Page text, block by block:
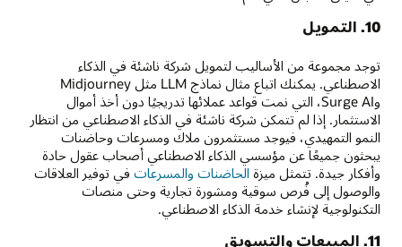
10. التمويل
توجد مجموعة من الأساليب لتمويل شركة ناشئة في الذكاء
الاصطناعي. يمكنك اتباع مثال نماذج LLM مثل Midjourney
وSurge AI، التي نمت قواعد عملائها تدريجيًا دون أخذ أموال
الاستثمار. إذا لم تتمكن شركة ناشئة في الذكاء الاصطناعي من انتظار
النمو التمهيدي، فيوجد مستثمرون ملاك ومسرعات وحاضنات
يبحثون جميعًا عن مؤسسي الذكاء الاصطناعي أصحاب عقول حادة
وأفكار جيدة. تتمثل ميزة الحاضنات والمسرعات في توفير العلاقات
والوصول إلى فُرص سوقية ومشورة تجارية وحتى منصات
التكنولوجية لإنشاء خدمة الذكاء الاصطناعي.
11. المبيعات والتسويق